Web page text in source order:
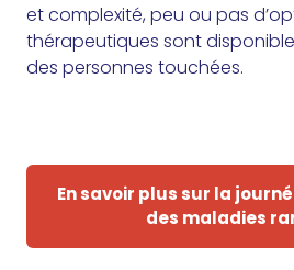
et complexité, peu ou pas
thérapeutiques sont
des personnes touchées.
En savoir plus sur la
des maladies